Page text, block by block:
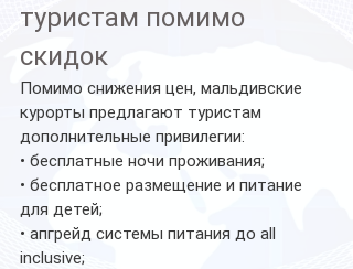
туристам помимо
скидок
Помимо снижения цен, мальдивские
курорты предлагают туристам
дополнительные привилегии:
• бесплатные ночи проживания;
• бесплатное размещение и питание
для детей;
• апгрейд системы питания до all
inclusive;